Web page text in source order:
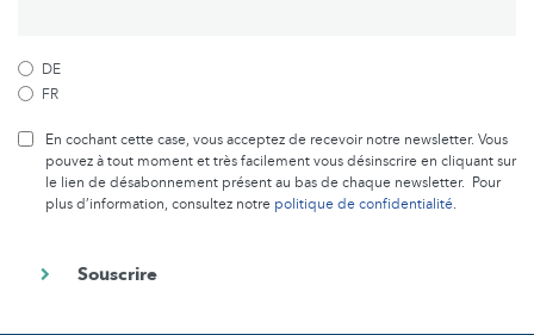
DE
FR
En cochant cette case, vous acceptez de recevoir notre newsletter. Vous
pouvez à tout moment et très facilement vous désinscrire en cliquant sur
le lien de désabonnement présent au bas de chaque newsletter. Pour
plus d’information, consultez notre politique de confidentialité.